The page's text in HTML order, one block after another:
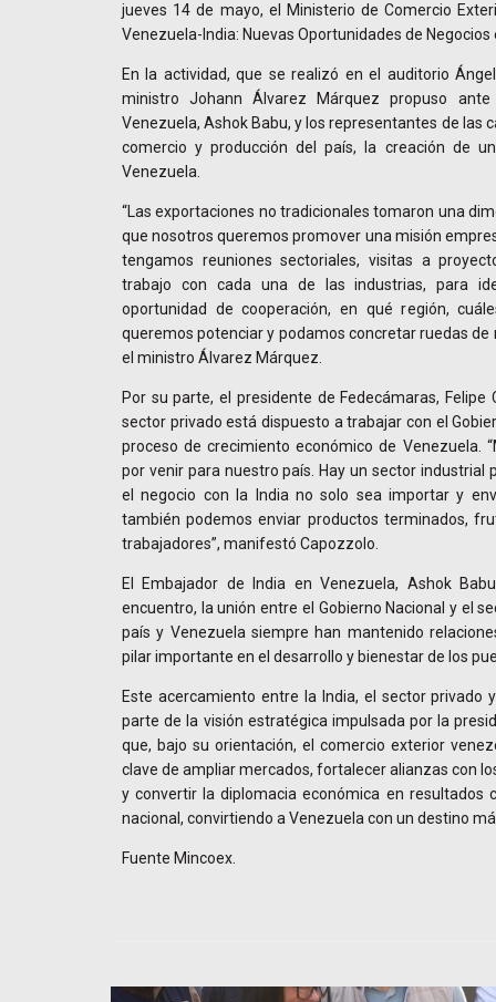
jueves 14 de mayo, el Ministerio de Comercio
Venezuela-India: Nuevas Oportunidades de Negocios
En la actividad, que se realizó en el auditorio
ministro Johann Álvarez Márquez propuso
Venezuela, Ashok Babu, y los representantes de las
comercio y producción del país, la creación de
Venezuela.
“Las exportaciones no tradicionales tomaron una
que nosotros queremos promover una misión
tengamos reuniones sectoriales, visitas a
trabajo con cada una de las industrias, para
oportunidad de cooperación, en qué región,
queremos potenciar y podamos concretar ruedas de
el ministro Álvarez Márquez.
Por su parte, el presidente de Fedecámaras,
sector privado está dispuesto a trabajar con el
proceso de crecimiento económico de Venezuela.
por venir para nuestro país. Hay un sector industrial
el negocio con la India no solo sea importar y
también podemos enviar productos terminados,
trabajadores”, manifestó Capozzolo.
El Embajador de India en Venezuela, Ashok
encuentro, la unión entre el Gobierno Nacional y el
país y Venezuela siempre han mantenido
pilar importante en el desarrollo y bienestar de los
Este acercamiento entre la India, el sector privado
parte de la visión estratégica impulsada por la
que, bajo su orientación, el comercio exterior
clave de ampliar mercados, fortalecer alianzas con
y convertir la diplomacia económica en resultados
nacional, convirtiendo a Venezuela con un destino
Fuente Mincoex.